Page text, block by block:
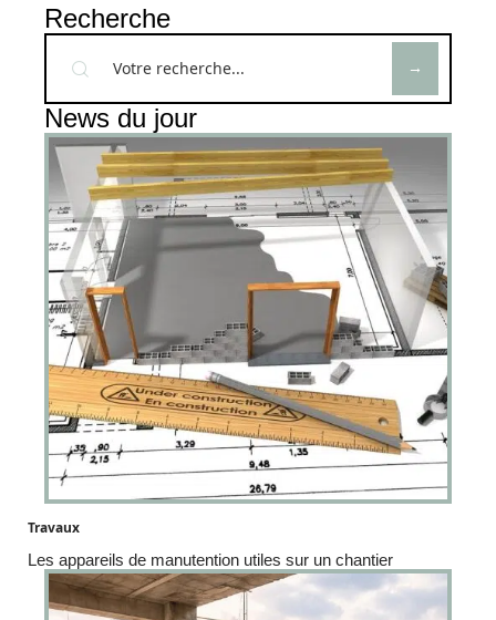
Recherche
News du jour
Travaux
Les appareils de manutention utiles sur un chantier